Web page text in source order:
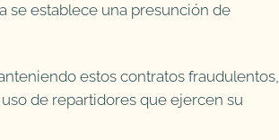
se establece una presunción de
estos contratos fraudulentos,
de repartidores que ejercen su